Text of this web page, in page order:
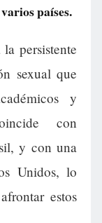
países.
persistente
sexual que
y
con
y con una
Unidos, lo
estos